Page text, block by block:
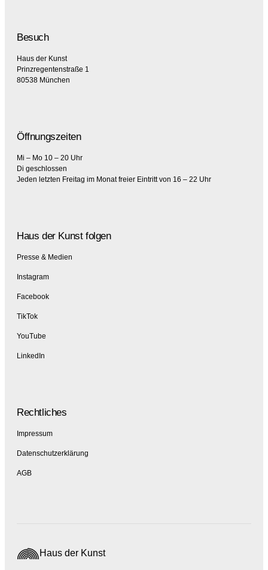
Besuch
Haus der Kunst
Prinzregentenstraße 1
80538 München
Öffnungszeiten
Mi – Mo 10 – 20 Uhr
Di geschlossen
Jeden letzten Freitag im Monat freier Eintritt von 16 – 22 Uhr
Haus der Kunst folgen
Presse & Medien
Instagram
Facebook
TikTok
YouTube
LinkedIn
Rechtliches
Impressum
Datenschutzerklärung
AGB
Haus der Kunst